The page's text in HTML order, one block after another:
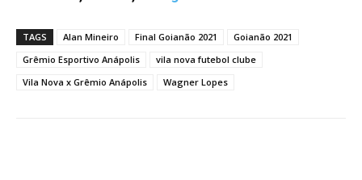
TAGS Alan Mineiro Final Goianão 2021
Goianão 2021
Grêmio Esportivo Anápolis
vila nova futebol clube
Vila Nova x Grêmio Anápolis
Wagner Lopes